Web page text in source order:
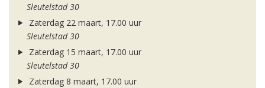
Sleutelstad 30
Zaterdag 22 maart, 17.00 uur
Sleutelstad 30
Zaterdag 15 maart, 17.00 uur
Sleutelstad 30
Zaterdag 8 maart, 17.00 uur